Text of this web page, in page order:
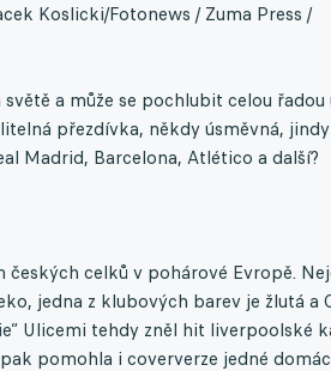
Koslicki/Fotonews / Zuma Press /
a může se pochlubit celou řadou
přezdívka, někdy úsměvná,
Madrid, Barcelona, Atlético a další?
celků v pohárové Evropě.
jedna z klubových barev je žlutá a
Ulicemi tehdy zněl hit liverpoolské
pomohla i coververze jedné